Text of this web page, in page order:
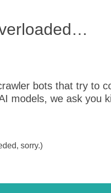
bots that try to
models, we ask you
sorry.)